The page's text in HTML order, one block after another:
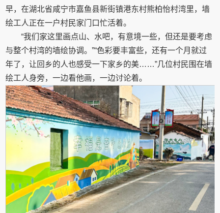
早，在湖北省咸宁市嘉鱼县新街镇港东村熊柏怡村湾里，墙
绘工人正在一户村民家门口忙活着。
“我们家这里画点山、水吧，有意境一些，但还是要考虑
与整个村湾的墙绘协调。”“色彩要丰富些，还有一个月就过
年了，让回乡的人也感受一下家乡的美……”几位村民围在墙
绘工人身旁，一边看他画，一边讨论着。